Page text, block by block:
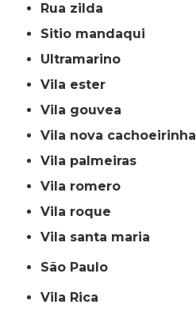
rua zilda
sitio mandaqui
ultramarino
vila ester
vila gouvea
vila nova cachoeirinha
vila palmeiras
vila romero
vila roque
vila santa maria
São Paulo
Vila Rica